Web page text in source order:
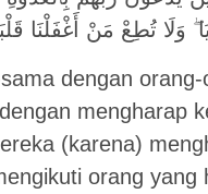
وَلَا تُطِعْ مَنْ أَغْفَلْنَا
dengan
mengharap
(karena)
orang yang